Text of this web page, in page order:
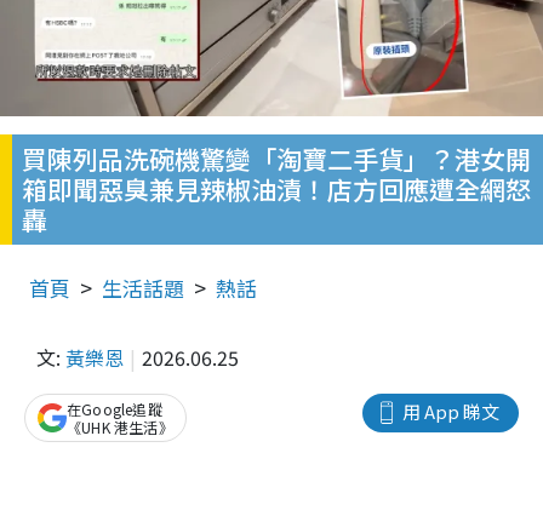
買陳列品洗碗機驚變「淘寶二手貨」？港女開
箱即聞惡臭兼見辣椒油漬！店方回應遭全網怒
轟
首頁 生活話題 熱話
文: 黃樂恩 2026.06.25
用 App 睇文
在Google追蹤
《UHK 港生活》